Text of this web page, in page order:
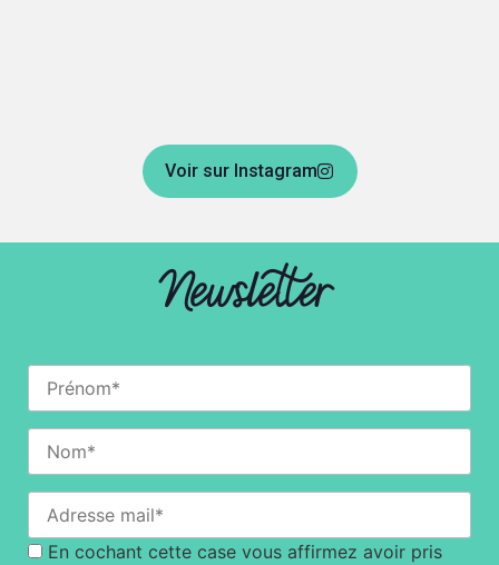
Voir sur Instagram
Newsletter
En cochant cette case vous affirmez avoir pris